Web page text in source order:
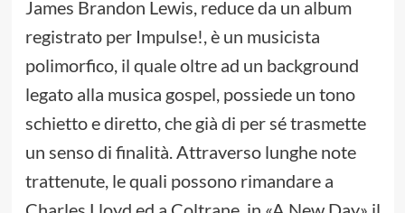
James Brandon Lewis, reduce da un album
registrato per Impulse!, è un musicista
polimorfico, il quale oltre ad un background
legato alla musica gospel, possiede un tono
schietto e diretto, che già di per sé trasmette
un senso di finalità. Attraverso lunghe note
trattenute, le quali possono rimandare a